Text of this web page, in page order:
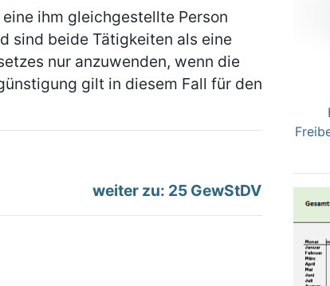
ihm gleichgestellte Person
sind beide Tätigkeiten als eine
nur anzuwenden, wenn die
gilt in diesem Fall für den
weiter zu: 25 GewStDV